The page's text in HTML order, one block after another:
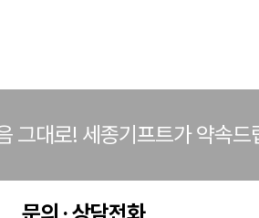
그대로! 세종기프트가 약속드